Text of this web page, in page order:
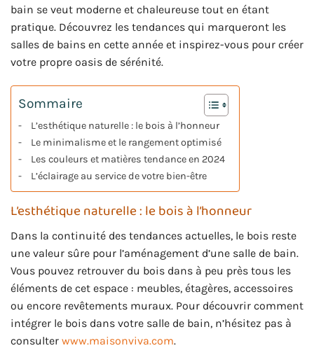
bain se veut moderne et chaleureuse tout en étant
pratique. Découvrez les tendances qui marqueront les
salles de bains en cette année et inspirez-vous pour créer
votre propre oasis de sérénité.
Sommaire
L’esthétique naturelle : le bois à l’honneur
Le minimalisme et le rangement optimisé
Les couleurs et matières tendance en 2024
L’éclairage au service de votre bien-être
L’esthétique naturelle : le bois à l’honneur
Dans la continuité des tendances actuelles, le bois reste
une valeur sûre pour l’aménagement d’une salle de bain.
Vous pouvez retrouver du bois dans à peu près tous les
éléments de cet espace : meubles, étagères, accessoires
ou encore revêtements muraux. Pour découvrir comment
intégrer le bois dans votre salle de bain, n’hésitez pas à
consulter www.maisonviva.com.